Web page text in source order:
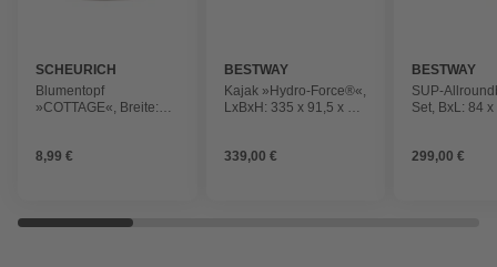
SCHEURICH
Blumentopf
»COTTAGE«, Breite:
8,99 €
BESTWAY
Kajak »Hydro-Force®«,
LxBxH: 335 x 91,5 x 15
339,00 €
BESTWAY
SUP-
Set, BxL: 84
299,00 €